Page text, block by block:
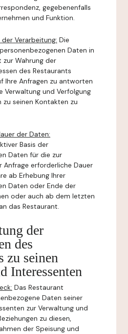
gegebenenfalls
und Funktion.
Verarbeitung: Die
Daten in
zur Wahrung der
des Restaurants
Ihre Anfragen zu antworten
Verwaltung und Verfolgung
zu seinen Kontakten zu
der Daten:
Basis der
Daten für die zur
Anfrage erforderliche Dauer
ab Erhebung Ihrer
Daten oder Ende der
oder auch ab dem letzten
das Restaurant.
der
des
zu seinen
Interessenten
Das Restaurant
Daten seiner
zur Verwaltung und
zu diesen,
der Speisung und